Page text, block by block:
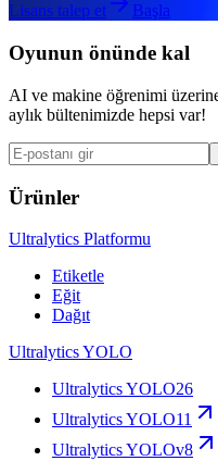
Lisans talep et Başla
Oyunun önünde kal
AI ve makine öğrenimi
aylık bültenimizde hepsi var!
Ürünler
Ultralytics Platformu
Etiketle
Eğit
Dağıt
Ultralytics YOLO
Ultralytics YOLO26
Ultralytics YOLO11
Ultralytics YOLOv8